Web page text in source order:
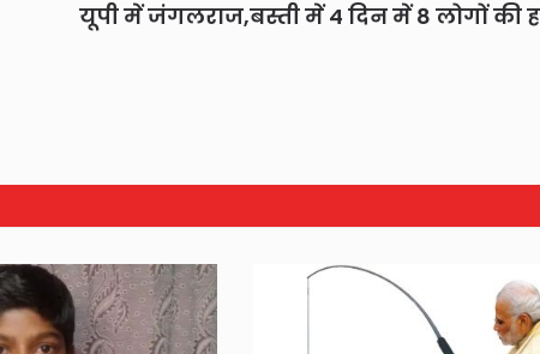
यूपी में जंगलराज,बस्ती में 4 दिन में 8 लोगों की